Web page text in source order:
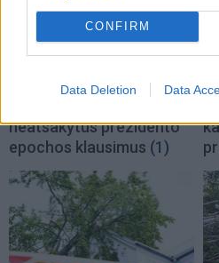
CONFIRM
Data Deletion Data
Lietuva
Užulėnyje – Smetoninių
neatsakytus prezidento
epochos klausimus (1)